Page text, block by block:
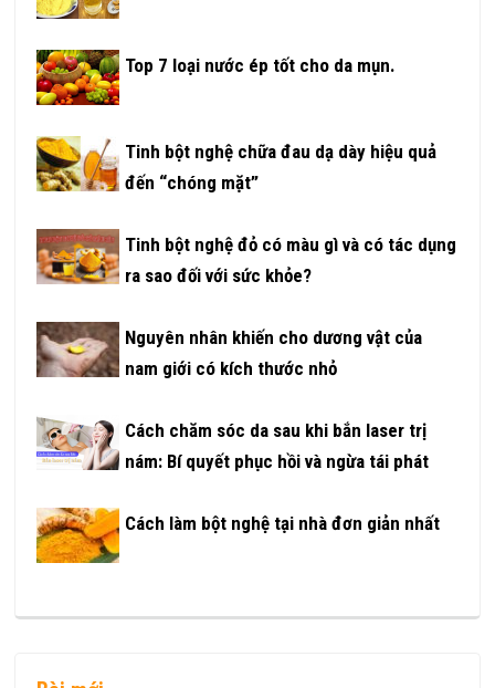
Top 7 loại nước ép tốt cho da mụn.
Tinh bột nghệ chữa đau dạ dày hiệu quả
đến “chóng mặt”
Tinh bột nghệ đỏ có màu gì và có tác dụng
ra sao đối với sức khỏe?
Nguyên nhân khiến cho dương vật của
nam giới có kích thước nhỏ
Cách chăm sóc da sau khi bắn laser trị
nám: Bí quyết phục hồi và ngừa tái phát
Cách làm bột nghệ tại nhà đơn giản nhất